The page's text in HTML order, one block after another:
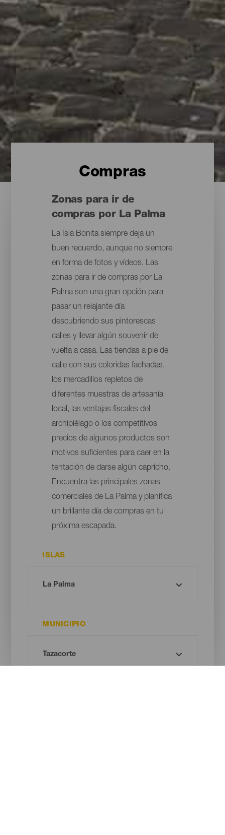
Compras
Zonas para ir de
compras por La Palma
La Isla Bonita siempre deja un
buen recuerdo, aunque no siempre
en forma de fotos y vídeos. Las
zonas para ir de compras por La
Palma son una gran opción para
pasar un relajante día
descubriendo sus pintorescas
calles y llevar algún souvenir de
vuelta a casa. Las tiendas a pie de
calle con sus coloridas fachadas,
los mercadillos repletos de
diferentes muestras de artesanía
local, las ventajas fiscales del
archipiélago o los competitivos
precios de algunos productos son
motivos suficientes para caer en la
tentación de darse algún capricho.
Encuentra las principales zonas
comerciales de La Palma y planifica
un brillante día de compras en tu
próxima escapada.
ISLAS
MUNICIPIO